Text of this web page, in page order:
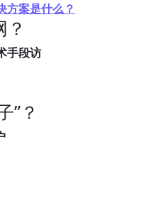
方案是什么？
手段访
”？